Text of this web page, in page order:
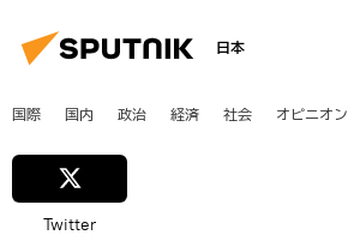
日本
国際 国内 政治 経済 社会 オピニオン
Twitter